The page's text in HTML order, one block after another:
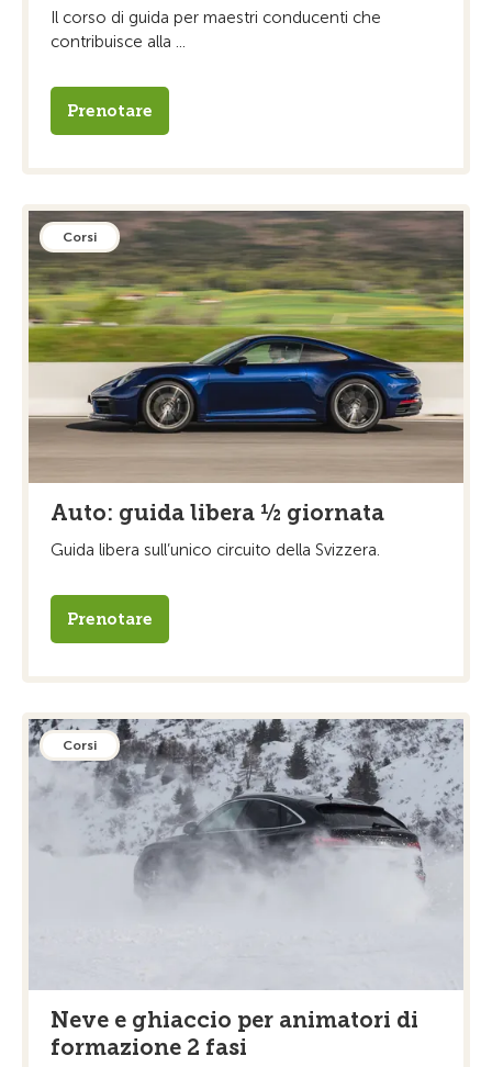
Il corso di guida per maestri conducenti che
contribuisce alla ...
Prenotare
Corsi
Auto: guida libera ½ giornata
Guida libera sull’unico circuito della Svizzera.
Prenotare
Corsi
Neve e ghiaccio per animatori di
formazione 2 fasi